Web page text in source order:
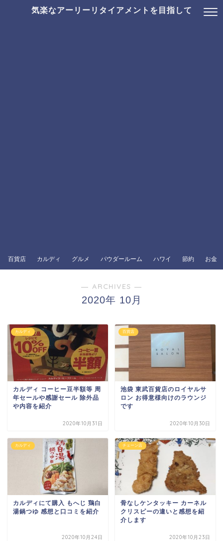
気楽なアーリーリタイアメントを目指して
百貨店 カルディ グルメ パウダールーム ハワイ 節約 お金
― ARCHIVES ―
2020年 10月
カルディ
カルディ コーヒー豆半額等 周
年セールや感謝セール 除外品
や内容を紹介
2020年10月31日
百貨店
池袋 東武百貨店のロイヤルサ
ロン お得意様向けのラウンジ
です
2020年10月30日
カルディ
カルディにて購入 もへじ 鶏白
湯鍋つゆ 感想と口コミを紹介
2020年10月24日
チェーン店
骨なしケンタッキー カーネル
クリスピーの違いと感想を紹
介します
2020年10月23日